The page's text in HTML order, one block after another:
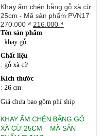
Khay ấm chén bằng gỗ xà cừ
25cm - Mã sản phẩm PVN17
270.000₫ Giá
gốc
216.000 ₫
Tên sản phẩm
: khay gỗ
Chất liệu
: gỗ xà cừ
Kích thước
: 26 cm
Giá chưa bao gồm phí ship
KHAY ẤM CHÉN BẰNG GỖ
XÀ CỪ 25CM – MÃ SẢN